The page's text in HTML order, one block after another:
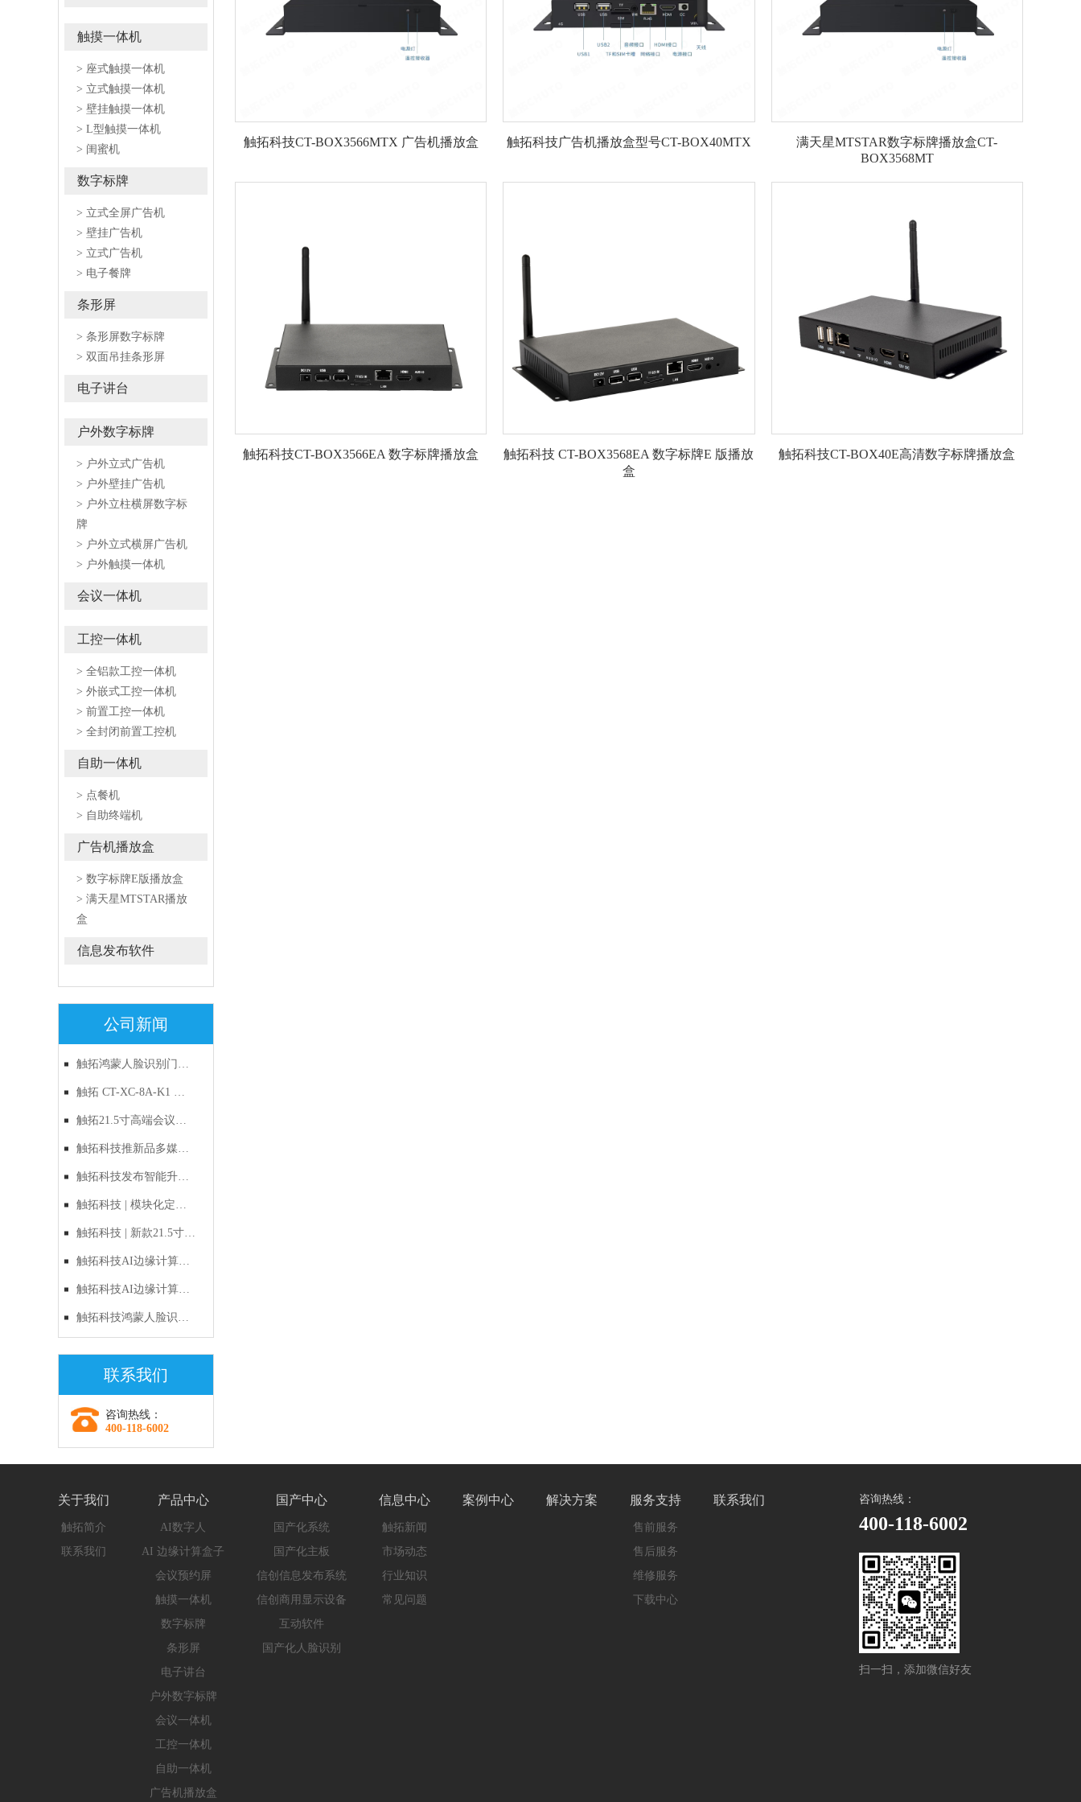
触摸一体机
> 座式触摸一体机
> 立式触摸一体机
> 壁挂触摸一体机
> L型触摸一体机
> 闺蜜机
数字标牌
> 立式全屏广告机
> 壁挂广告机
> 立式广告机
> 电子餐牌
条形屏
> 条形屏数字标牌
> 双面吊挂条形屏
电子讲台
户外数字标牌
> 户外立式广告机
> 户外壁挂广告机
> 户外立柱横屏数字标
牌
> 户外立式横屏广告机
> 户外触摸一体机
会议一体机
工控一体机
> 全铝款工控一体机
> 外嵌式工控一体机
> 前置工控一体机
> 全封闭前置工控机
自助一体机
> 点餐机
> 自助终端机
广告机播放盒
> 数字标牌E版播放盒
> 满天星MTSTAR播放
盒
信息发布软件
公司新闻
触拓鸿蒙人脸识别门
禁：以自主RISC-V与鸿
蒙原生生态，定义国产
化出入口管理新标准
触拓 CT-XC-8A-K1 鸿
蒙人脸识别一体机｜新
品上市
触拓21.5寸高端会议预
约屏CT-215H1产品技术
与应用方案
触拓科技推新品多媒体
电子讲台，多屏联动与
智能升降双管齐下
触拓科技发布智能升降
电子讲台，多媒体多屏
交互重新定义会议
触拓科技 | 模块化定制
时代的破局者：新款
21.5寸多功能会议预约
屏全面解析
触拓科技 | 新款21.5寸智
能会议预约屏重磅上
市：以硬件之美，重塑
企业智慧办公新生态
触拓科技AI边缘计算
盒：让机器"长眼睛"，
让监控"会思考"
触拓科技AI边缘计算
盒：边缘AI时代的选
触拓科技鸿蒙人脸识别
漫”遇见“数字安全”
联系我们
咨询热线：
400-118-6002
触拓科技CT-BOX3566MTX 广告机播放盒 触拓科技广告机播放盒型号CT-BOX40MTX
满天星MTSTAR数字标牌播放盒CT-
BOX3568MT
触拓科技CT-BOX3566EA 数字标牌播放盒
触拓科技 CT-BOX3568EA 数字标牌E 版播放
盒
触拓科技CT-BOX40E高清数字标牌播放盒
关于我们
触拓简介
联系我们
产品中心
AI数字人
AI 边缘计算盒子
会议预约屏
触摸一体机
数字标牌
条形屏
电子讲台
户外数字标牌
会议一体机
工控一体机
自助一体机
广告机播放盒
国产中心
国产化系统
国产化主板
信创信息发布系统
信创商用显示设备
互动软件
国产化人脸识别
信息中心
触拓新闻
市场动态
行业知识
常见问题
案例中心 解决方案 服务支持
售前服务
售后服务
维修服务
下载中心
联系我们 咨询热线：
400-118-6002
扫一扫，添加微信好友